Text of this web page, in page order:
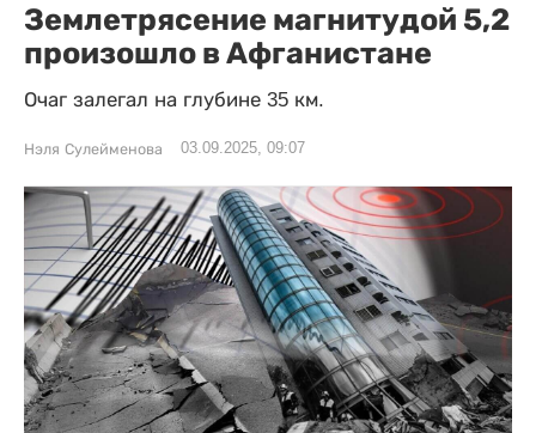
Землетрясение магнитудой 5,2
произошло в Афганистане
Очаг залегал на глубине 35 км.
Нэля Сулейменова 03.09.2025, 09:07